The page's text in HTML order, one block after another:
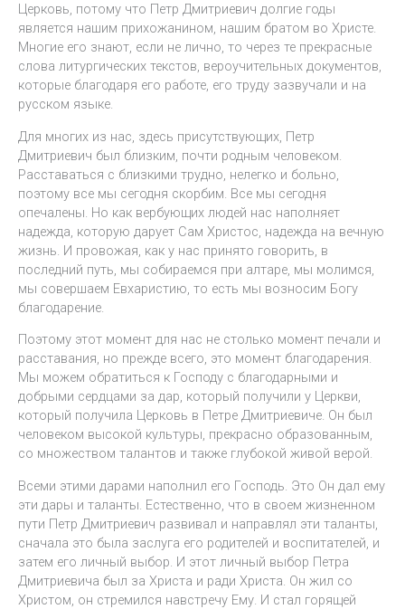
Церковь, потому что Петр Дмитриевич долгие годы
является нашим прихожанином, нашим братом во Христе.
Многие его знают, если не лично, то через те прекрасные
слова литургических текстов, вероучительных документов,
которые благодаря его работе, его труду зазвучали и на
русском языке.
Для многих из нас, здесь присутствующих, Петр
Дмитриевич был близким, почти родным человеком.
Расставаться с близкими трудно, нелегко и больно,
поэтому все мы сегодня скорбим. Все мы сегодня
опечалены. Но как вербующих людей нас наполняет
надежда, которую дарует Сам Христос, надежда на вечную
жизнь. И провожая, как у нас принято говорить, в
последний путь, мы собираемся при алтаре, мы молимся,
мы совершаем Евхаристию, то есть мы возносим Богу
благодарение.
Поэтому этот момент для нас не столько момент печали и
расставания, но прежде всего, это момент благодарения.
Мы можем обратиться к Господу с благодарными и
добрыми сердцами за дар, который получили у Церкви,
который получила Церковь в Петре Дмитриевиче. Он был
человеком высокой культуры, прекрасно образованным,
со множеством талантов и также глубокой живой верой.
Всеми этими дарами наполнил его Господь. Это Он дал ему
эти дары и таланты. Естественно, что в своем жизненном
пути Петр Дмитриевич развивал и направлял эти таланты,
сначала это была заслуга его родителей и воспитателей, и
затем его личный выбор. И этот личный выбор Петра
Дмитриевича был за Христа и ради Христа. Он жил со
Христом, он стремился навстречу Ему. И стал горящей